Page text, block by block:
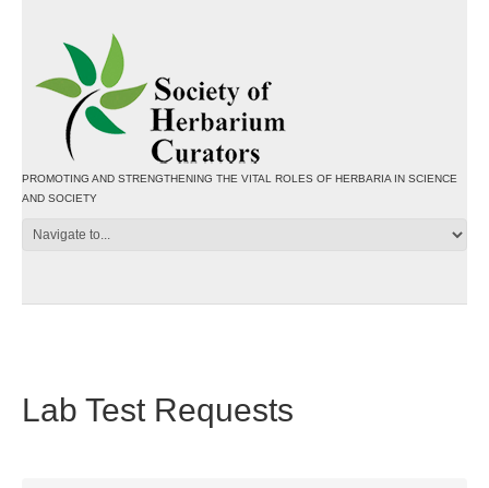
PROMOTING AND STRENGTHENING THE VITAL ROLES OF HERBARIA IN SCIENCE
AND SOCIETY
Lab Test Requests